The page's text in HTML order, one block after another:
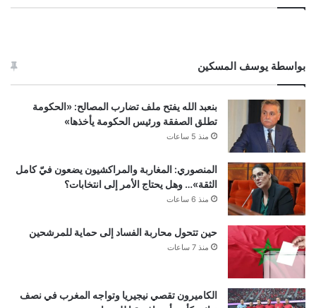
بواسطة يوسف المسكين
بنعبد الله يفتح ملف تضارب المصالح: «الحكومة
تطلق الصفقة ورئيس الحكومة يأخذها»
منذ 5 ساعات
المنصوري: المغاربة والمراكشيون يضعون فيّ كامل
الثقة»… وهل يحتاج الأمر إلى انتخابات؟
منذ 6 ساعات
حين تتحول محاربة الفساد إلى حماية للمرشحين
منذ 7 ساعات
الكاميرون تقصي نيجيريا وتواجه المغرب في نصف